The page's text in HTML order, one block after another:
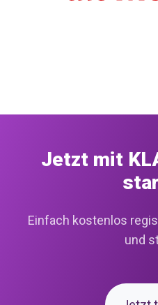
Jetzt mit
Einfach kostenlos
und